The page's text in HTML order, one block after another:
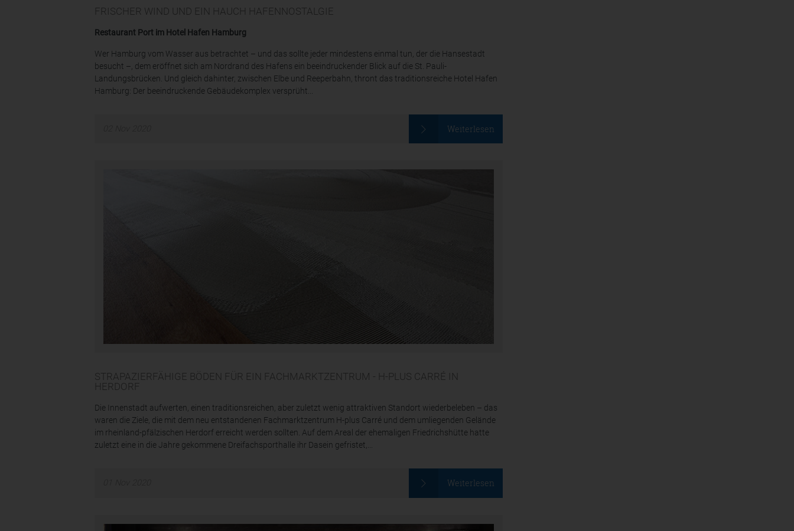
FRISCHER WIND UND EIN HAUCH HAFENNOSTALGIE
Restaurant Port im Hotel Hafen Hamburg
Wer Hamburg vom Wasser aus betrachtet – und das sollte jeder mindestens einmal tun, der die Hansestadt
besucht –, dem eröffnet sich am Nordrand des Hafens ein beeindruckender Blick auf die St. Pauli-
Landungsbrücken. Und gleich dahinter, zwischen Elbe und Reeperbahn, thront das traditionsreiche Hotel Hafen
Hamburg: Der beeindruckende Gebäudekomplex versprüht...
Weiterlesen
STRAPAZIERFÄHIGE BÖDEN FÜR EIN FACHMARKTZENTRUM - H-PLUS CARRÉ IN
HERDORF
Die Innenstadt aufwerten, einen traditionsreichen, aber zuletzt wenig attraktiven Standort wiederbeleben – das
waren die Ziele, die mit dem neu entstandenen Fachmarktzentrum H-plus Carré und dem umliegenden Gelände
im rheinland-pfälzischen Herdorf erreicht werden sollten. Auf dem Areal der ehemaligen Friedrichshütte hatte
zuletzt eine in die Jahre gekommene Dreifachsporthalle ihr Dasein gefristet,...
Weiterlesen